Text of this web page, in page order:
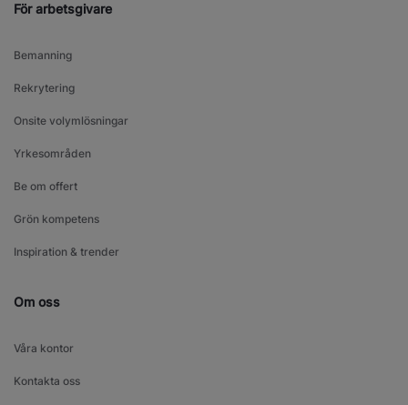
För arbetsgivare
Bemanning
Rekrytering
Onsite volymlösningar
Yrkesområden
Be om offert
Grön kompetens
Inspiration & trender
Om oss
Våra kontor
Kontakta oss